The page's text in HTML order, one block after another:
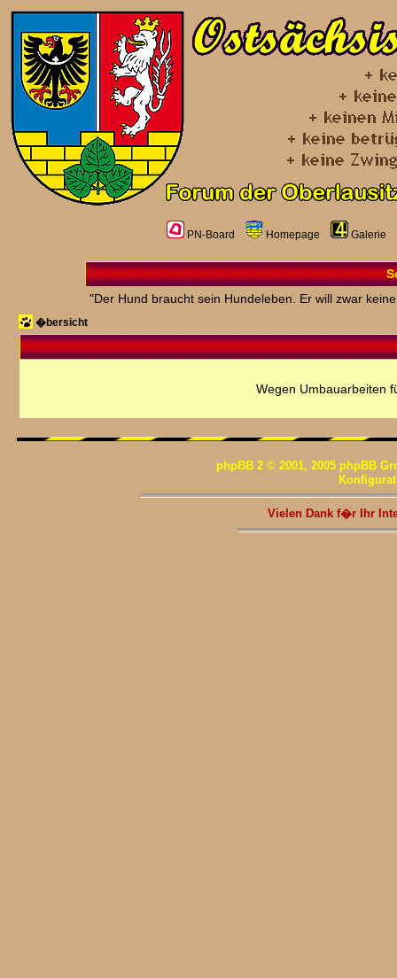
PN-Board Homepage Galerie
"Der Hund braucht sein Hundeleben. Er will zwar
�bersicht
Wegen Umbauarbeiten
phpBB 2 © 2001, 2005 phpBB
Vielen Dank f�r Ihr